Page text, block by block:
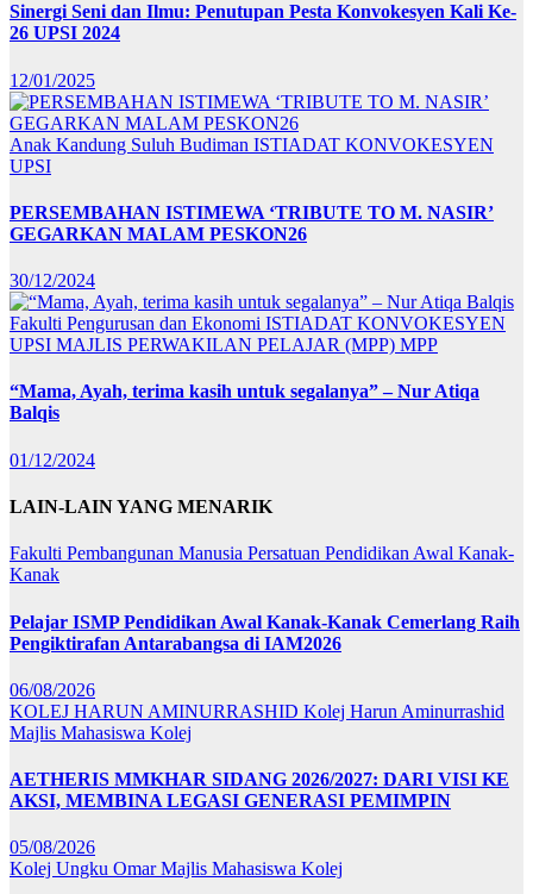
Sinergi Seni dan Ilmu: Penutupan Pesta Konvokesyen Kali Ke-
26 UPSI 2024
12/01/2025
Anak Kandung Suluh Budiman ISTIADAT KONVOKESYEN
UPSI
PERSEMBAHAN ISTIMEWA ‘TRIBUTE TO M. NASIR’
GEGARKAN MALAM PESKON26
30/12/2024
Fakulti Pengurusan dan Ekonomi ISTIADAT KONVOKESYEN
UPSI MAJLIS PERWAKILAN PELAJAR (MPP) MPP
“Mama, Ayah, terima kasih untuk segalanya” – Nur Atiqa
Balqis
01/12/2024
LAIN-LAIN YANG MENARIK
Fakulti Pembangunan Manusia Persatuan Pendidikan Awal Kanak-
Kanak
Pelajar ISMP Pendidikan Awal Kanak-Kanak Cemerlang Raih
Pengiktirafan Antarabangsa di IAM2026
06/08/2026
KOLEJ HARUN AMINURRASHID Kolej Harun Aminurrashid
Majlis Mahasiswa Kolej
AETHERIS MMKHAR SIDANG 2026/2027: DARI VISI KE
AKSI, MEMBINA LEGASI GENERASI PEMIMPIN
05/08/2026
Kolej Ungku OmarMajlis Mahasiswa Kolej